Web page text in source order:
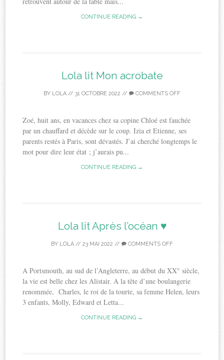
CONTINUE READING →
Lola lit Mon acrobate
BY LOLA // 31 OCTOBRE 2022 // COMMENTS OFF
Zoé, huit ans, en vacances chez sa copine Chloé est fauchée
par un chauffard et décède sur le coup. Izia et Etienne, ses
parents restés à Paris, sont dévastés. J’ai cherché longtemps le
mot pour dire leur état ; j’aurais pu...
CONTINUE READING →
Lola lit Après l’océan ♥
BY LOLA // 23 MAI 2022 // COMMENTS OFF
A Portsmouth, au sud de l’Angleterre, au début du XX° siècle,
la vie est belle chez les Alistair. A la tête d’une boulangerie
renommée, Charles, le roi de la tourte, sa femme Helen, leurs
3 enfants, Molly, Edward et Letta...
CONTINUE READING →